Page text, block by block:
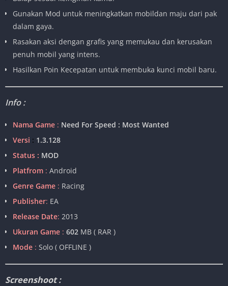
Gunakan Mod untuk meningkatkan mobildan maju dari pak
dalam gaya.
Rasakan aksi dengan grafis yang memukau dan kerusakan
penuh mobil yang intens.
Hasilkan Poin Kecepatan untuk membuka kunci mobil baru.
Info :
Nama Game : Need For Speed : Most Wanted
Versi : 1.3.128
Status : MOD
Platfrom : Android
Genre Game : Racing
Publisher: EA
Release Date: 2013
Ukuran Game : 602 MB ( RAR )
Mode : Solo ( OFFLINE )
Screenshoot :